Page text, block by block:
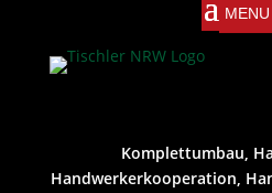
Komplettumbau,
Handwerkerkooperation,